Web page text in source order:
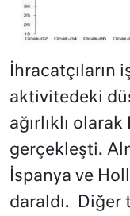
aktivitedeki
ağırlıklı
gerçekleşti.
İspanya ve
daraldı. Diğer